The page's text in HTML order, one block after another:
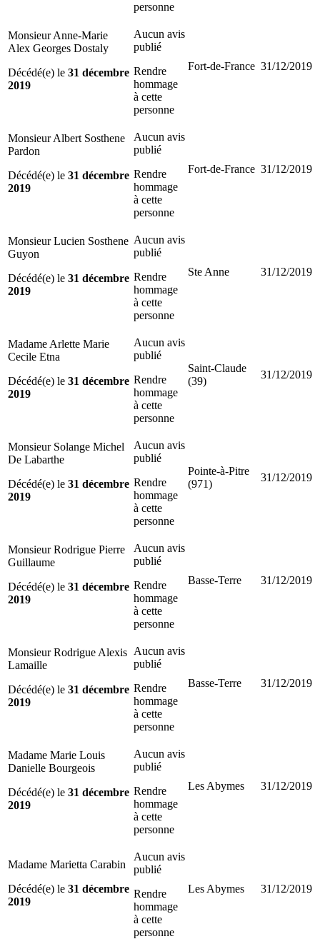
personne
Monsieur Anne-Marie
Alex Georges Dostaly
Décédé(e) le 31 décembre
2019
Aucun avis
publié
Rendre
hommage
à cette
personne
Fort-de-France 31/12/2019
Monsieur Albert Sosthene
Pardon
Décédé(e) le 31 décembre
2019
Aucun avis
publié
Rendre
hommage
à cette
personne
Fort-de-France 31/12/2019
Monsieur Lucien Sosthene
Guyon
Décédé(e) le 31 décembre
2019
Aucun avis
publié
Rendre
hommage
à cette
personne
Ste Anne 31/12/2019
Madame Arlette Marie
Cecile Etna
Décédé(e) le 31 décembre
2019
Aucun avis
publié
Rendre
hommage
à cette
personne
Saint-Claude
(39)
31/12/2019
Monsieur Solange Michel
De Labarthe
Décédé(e) le 31 décembre
2019
Aucun avis
publié
Rendre
hommage
à cette
personne
Pointe-à-Pitre
(971)
31/12/2019
Monsieur Rodrigue Pierre
Guillaume
Décédé(e) le 31 décembre
2019
Aucun avis
publié
Rendre
hommage
à cette
personne
Basse-Terre 31/12/2019
Monsieur Rodrigue Alexis
Lamaille
Décédé(e) le 31 décembre
2019
Aucun avis
publié
Rendre
hommage
à cette
personne
Basse-Terre 31/12/2019
Madame Marie Louis
Danielle Bourgeois
Décédé(e) le 31 décembre
2019
Aucun avis
publié
Rendre
hommage
à cette
personne
Les Abymes 31/12/2019
Madame Marietta Carabin
Décédé(e) le 31 décembre
2019
Aucun avis
publié
Rendre
hommage
à cette
personne
Les Abymes 31/12/2019